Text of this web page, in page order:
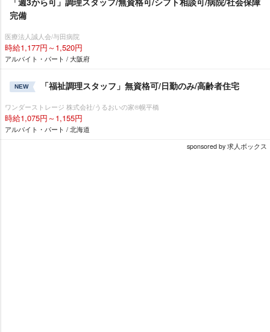
完備
医療法人誠人会/与田病院
時給1,177円～1,520円
アルバイト・パート / 大阪府
NEW 「福祉調理スタッフ」無資格可/日勤のみ/高齢者住宅
ワンダーストレージ 株式会社/うるおいの家®幌平橋
時給1,075円～1,155円
アルバイト・パート / 北海道
sponsored by 求人ボックス